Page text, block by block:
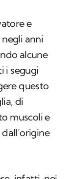
e
anni
alcune
i segugi
questo
di
muscoli e